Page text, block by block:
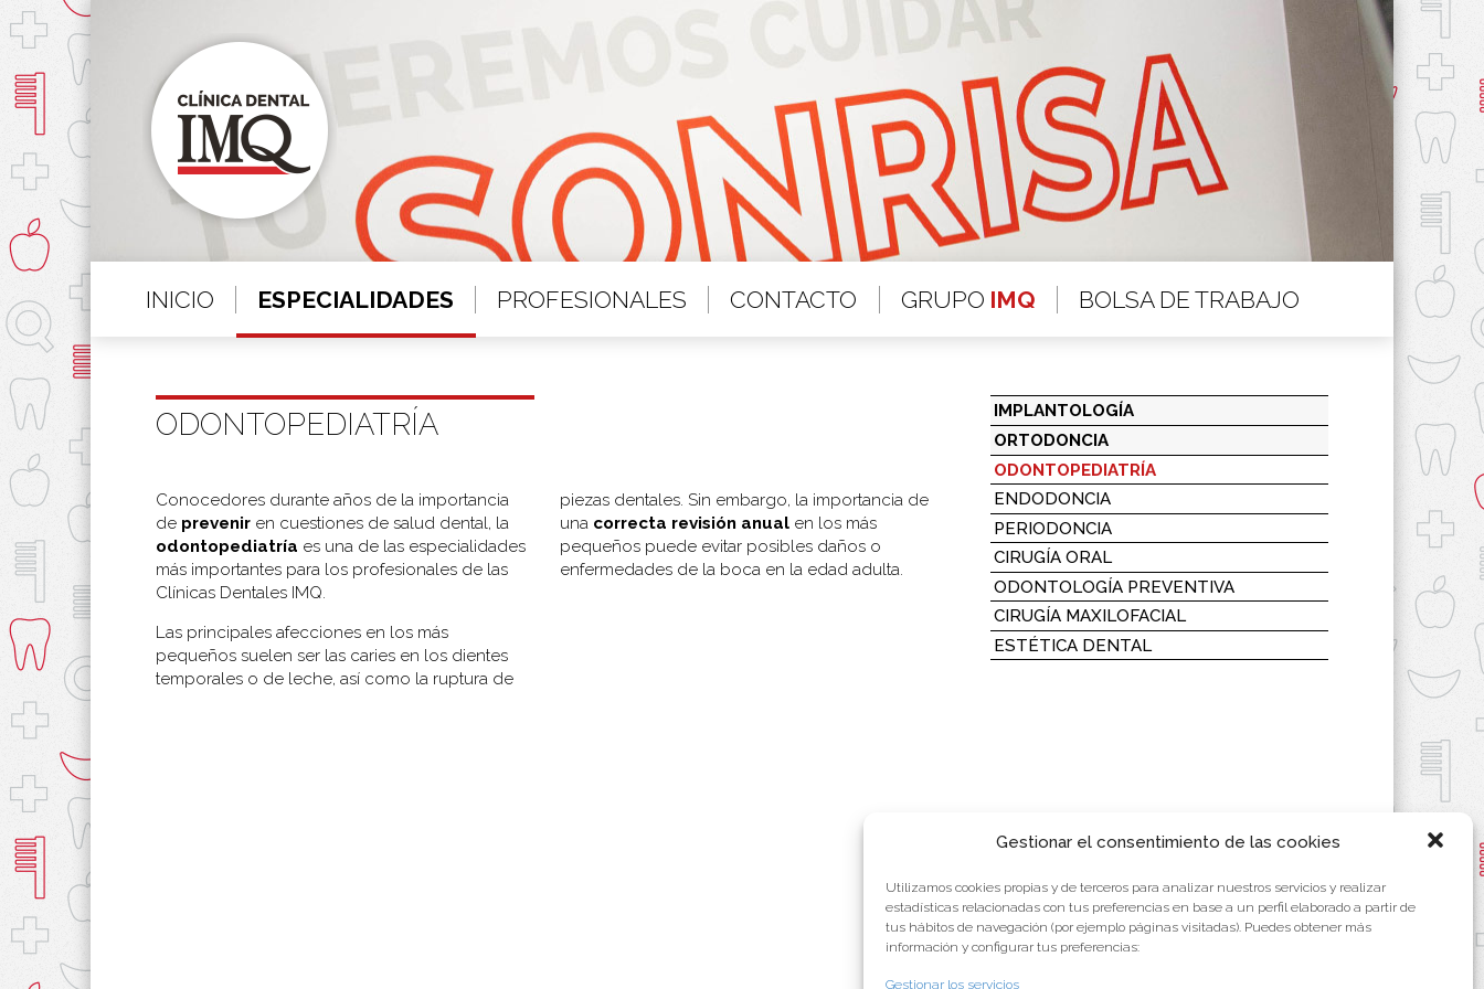
Gestionar el consentimiento de las cookies
Utilizamos cookies propias y de terceros para analizar nuestros servicios y realizar
estadísticas relacionadas con tus preferencias en base a un perfil elaborado a partir de
tus hábitos de navegación (por ejemplo páginas visitadas). Puedes obtener más
información y configurar tus preferencias:
Gestionar los servicios
INICIO ESPECIALIDADES PROFESIONALES CONTACTO GRUPO BOLSA DE TRABAJO
ODONTOPEDIATRÍA
Conocedores durante años de la importancia
de prevenir en cuestiones de salud dental, la
odontopediatría es una de las especialidades
más importantes para los profesionales de las
Clínicas Dentales IMQ.
Las principales afecciones en los más
pequeños suelen ser las caries en los dientes
temporales o de leche, así como la ruptura de
piezas dentales. Sin embargo, la importancia de
una correcta revisión anualen los más
pequeños puede evitar posibles daños o
enfermedades de la boca en la edad adulta.
IMPLANTOLOGÍA
ORTODONCIA
ODONTOPEDIATRÍA
ENDODONCIA
PERIODONCIA
CIRUGÍA ORAL
ODONTOLOGÍA PREVENTIVA
CIRUGÍA MAXILOFACIAL
ESTÉTICA DENTAL